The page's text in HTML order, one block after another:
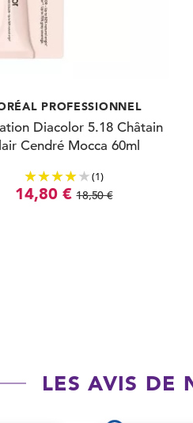
PROFESSIONNEL
Diacolor 5.18 Châtain
Cendré Mocca 60ml
(1)
14,80 € 18,50 €
LES AVIS DE